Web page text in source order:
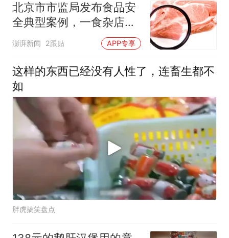
北京市市监局发布食品安
全典型案例，一食杂店用
猪肉冒出牛肉被罚
澎湃新闻 2跟贴 APP专享
这样的东西已经没有人性了，连畜生都不
如
胖虎搞笑盘点